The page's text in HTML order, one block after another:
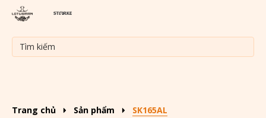
Trang chủ Sản phẩm SK165AL